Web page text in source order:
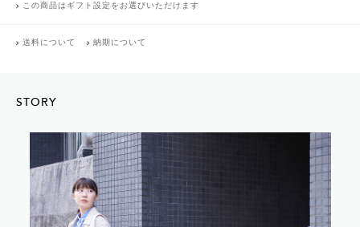
この商品はギフト設定をお選びいただけます
送料について 納期について
STORY